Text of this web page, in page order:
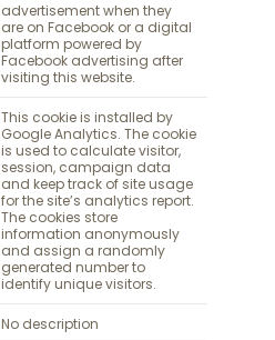
advertisement when they
are on Facebook or a digital
platform powered by
Facebook advertising after
visiting this website.
This cookie is installed by
Google Analytics. The cookie
is used to calculate visitor,
session, campaign data
and keep track of site usage
for the site’s analytics report.
The cookies store
information anonymously
and assign a randomly
generated number to
identify unique visitors.
No description